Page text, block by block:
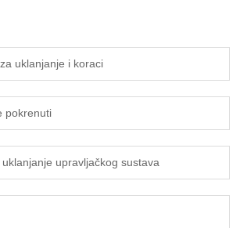
uklanjanje i koraci
pokrenuti
upravljačkog sustava